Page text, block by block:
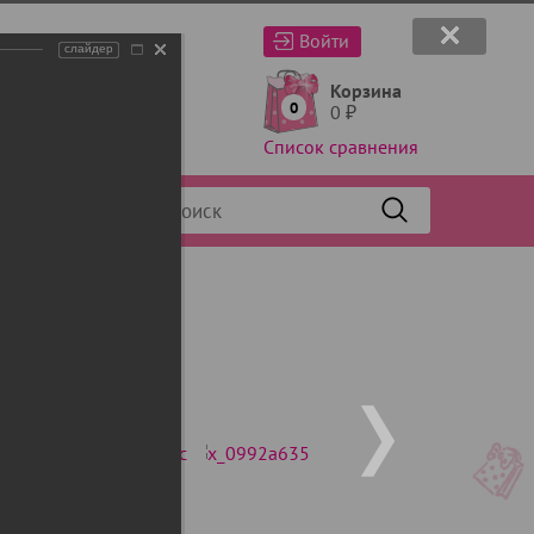
Войти
0
Корзина
0 ₽
Список сравнения
слайдер